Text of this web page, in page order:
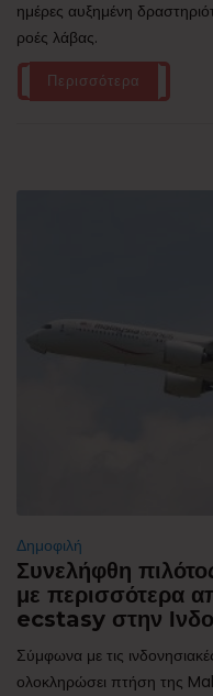
ημέρες αυξημένη
ροές λάβας.
Περισσότερα
Δημοφιλή
Συνελήφθη
με περισσότερα
ecstasy στην
Σύμφωνα με τις
ολοκληρώσει πτήση της